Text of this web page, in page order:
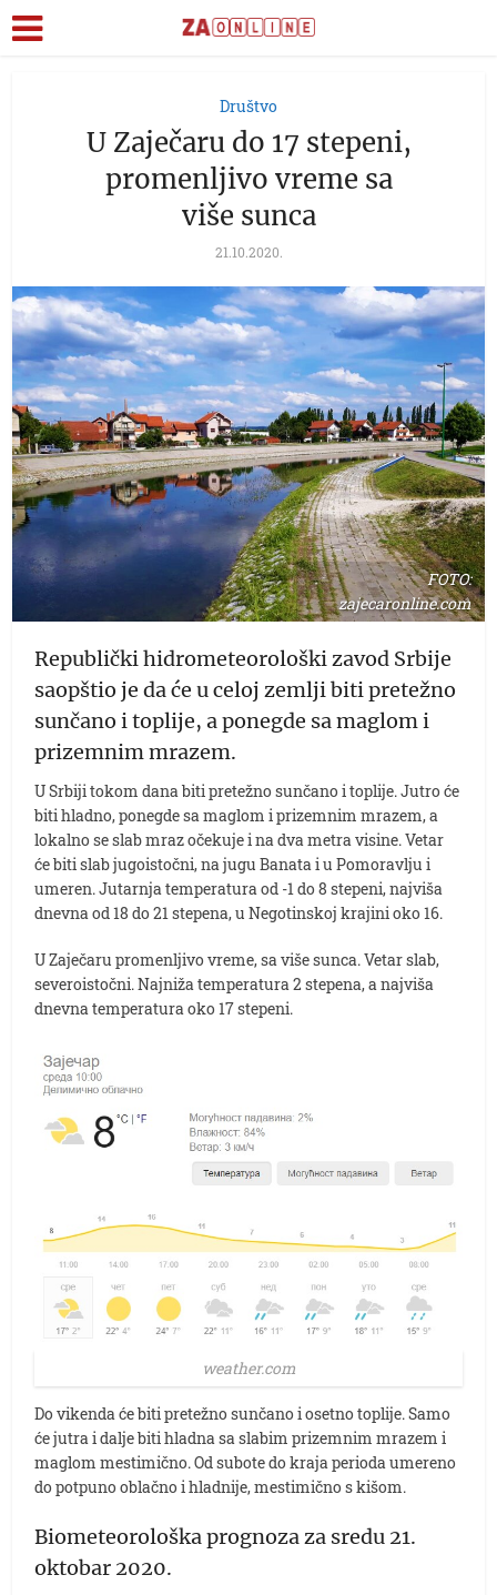
Društvo
U Zaječaru do 17 stepeni,
promenljivo vreme sa
više sunca
21.10.2020.
FOTO:
zajecaronline.com
Republički hidrometeorološki zavod Srbije
saopštio je da će u celoj zemlji biti pretežno
sunčano i toplije, a ponegde sa maglom i
prizemnim mrazem.
U Srbiji tokom dana biti pretežno sunčano i toplije. Jutro će
biti hladno, ponegde sa maglom i prizemnim mrazem, a
lokalno se slab mraz očekuje i na dva metra visine. Vetar
će biti slab jugoistočni, na jugu Banata i u Pomoravlju i
umeren. Jutarnja temperatura od -1 do 8 stepeni, najviša
dnevna od 18 do 21 stepena, u Negotinskoj krajini oko 16.
U Zaječaru promenljivo vreme, sa više sunca. Vetar slab,
severoistočni. Najniža temperatura 2 stepena, a najviša
dnevna temperatura oko 17 stepeni.
weather.com
Do vikenda će biti pretežno sunčano i osetno toplije. Samo
će jutra i dalje biti hladna sa slabim prizemnim mrazem i
maglom mestimično. Od subote do kraja perioda umereno
do potpuno oblačno i hladnije, mestimično s kišom.
Biometeorološka prognoza za sredu 21.
oktobar 2020.